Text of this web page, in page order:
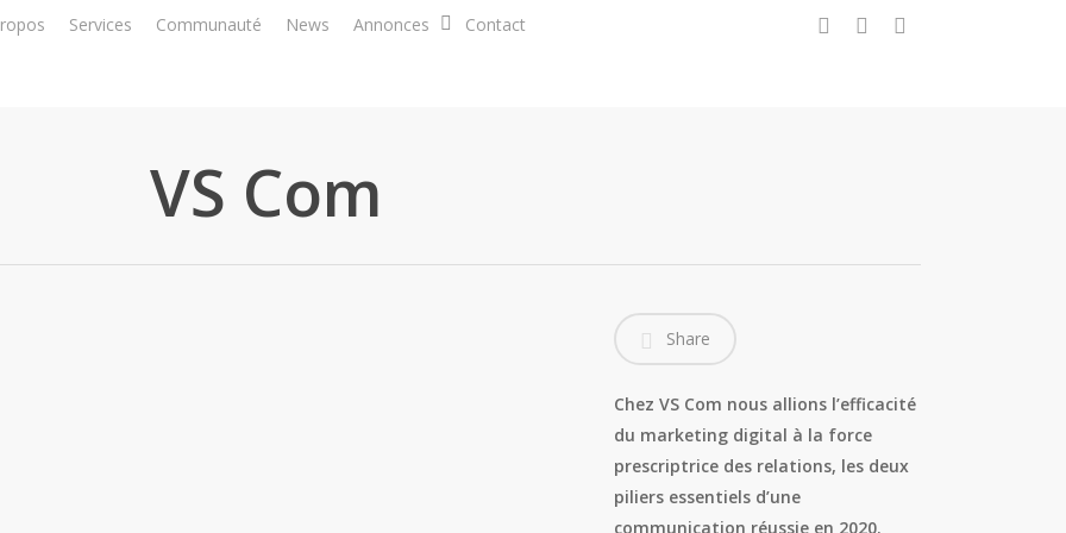
Services Communauté News Annonces Contact facebookinstagram
VS Com
Share
Chez VS Com nous allions l’efficacité
du marketing digital à la force
prescriptrice des relations, les deux
piliers essentiels d’une
communication réussie en 2020.